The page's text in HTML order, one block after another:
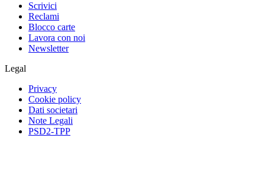
Scrivici
Reclami
Blocco carte
Lavora con noi
Newsletter
Legal
Privacy
Cookie policy
Dati societari
Note Legali
PSD2-TPP